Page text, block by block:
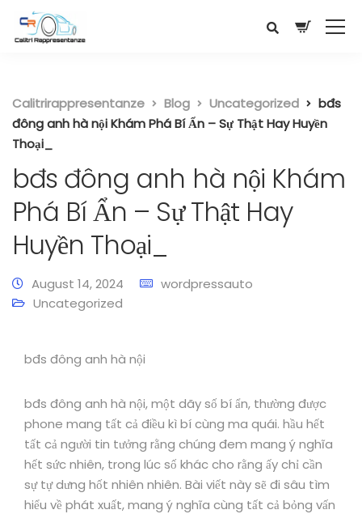
Calitrirappresentanze Blog Uncategorized
bđs
đông anh hà nội Khám Phá Bí Ẩn – Sự Thật Hay Huyền
Thoại_
bđs đông anh hà nội Khám
Phá Bí Ẩn – Sự Thật Hay
Huyền Thoại_
August 14, 2024
wordpressauto
Uncategorized
bđs đông anh hà nội
bđs đông anh hà nội, một dãy số bí ẩn, thường được
phone mang tất cả điều kì bí cùng ma quái. hầu hết
tất cả người tin tưởng rằng chúng đem mang ý nghĩa
hết sức nhiên, trong lúc số khác cho rằng ấy chỉ cần
sự tự dưng hốt nhiên nhiên. Bài viết này sẽ đi sâu tìm
hiểu về phát xuất, mang ý nghĩa cùng tất cả bỏng vấn